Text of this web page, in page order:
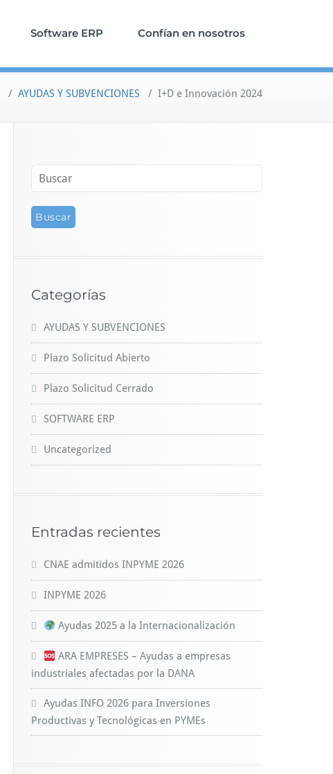
Software ERP Confían en nosotros
/ AYUDAS Y SUBVENCIONES / I+D e Innovación 2024
Categorías
AYUDAS Y SUBVENCIONES
Plazo Solicitud Abierto
Plazo Solicitud Cerrado
SOFTWARE ERP
Uncategorized
Entradas recientes
CNAE admitidos INPYME 2026
INPYME 2026
Ayudas 2025 a la Internacionalización
ARA EMPRESES – Ayudas a empresas
industriales afectadas por la DANA
Ayudas INFO 2026 para Inversiones
Productivas y Tecnológicas en PYMEs